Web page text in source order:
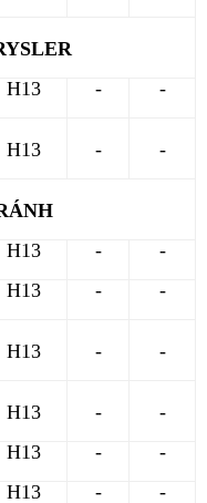
H13 - -
H13 -
-
H13 -
-
H13 - -
H13 - -
H13 -
-
H13 -
-
H13 - -